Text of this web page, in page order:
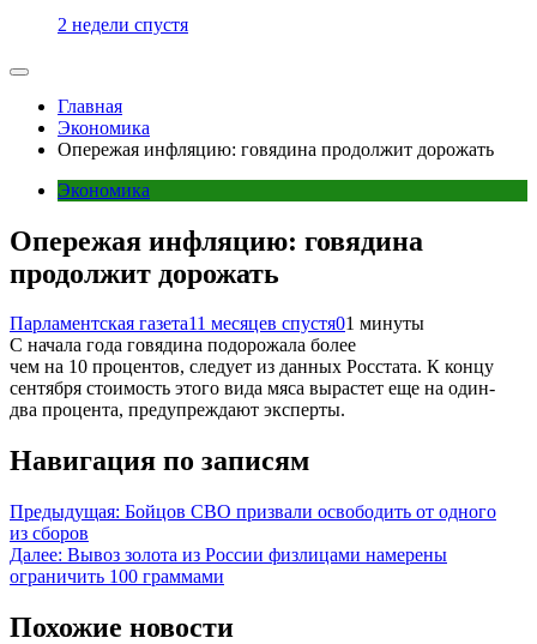
2 недели спустя
Главная
Экономика
Опережая инфляцию: говядина продолжит дорожать
Экономика
Опережая инфляцию: говядина
продолжит дорожать
Парламентская газета11 месяцев спустя01 минуты
С начала года говядина подорожала более
чем на 10 процентов, следует из данных Росстата. К концу
сентября стоимость этого вида мяса вырастет еще на один-
два процента, предупреждают эксперты.
Навигация по записям
Предыдущая: Бойцов СВО призвали освободить от одного
из сборов
Далее: Вывоз золота из России физлицами намерены
ограничить 100 граммами
Похожие новости